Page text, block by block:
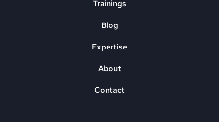
Trainings
Blog
Expertise
About
Contact